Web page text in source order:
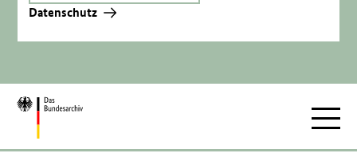
Datenschutz
Zur